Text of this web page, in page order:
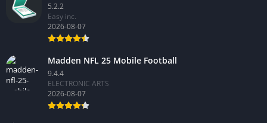
5.2.2
Easy inc.
2026-08-07
Madden NFL 25 Mobile Football
9.4.4
ELECTRONIC ARTS
2026-08-07